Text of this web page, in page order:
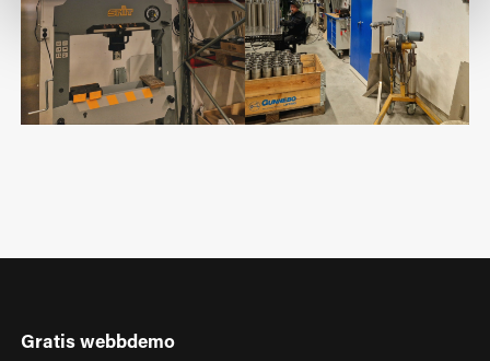
Gratis webbdemo